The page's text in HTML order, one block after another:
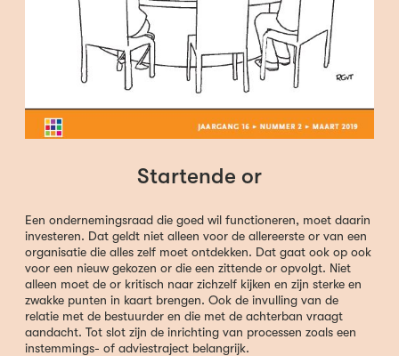
Startende or
Een ondernemingsraad die goed wil functioneren, moet daarin
investeren. Dat geldt niet alleen voor de allereerste or van een
organisatie die alles zelf moet ontdekken. Dat gaat ook op ook
voor een nieuw gekozen or die een zittende or opvolgt. Niet
alleen moet de or kritisch naar zichzelf kijken en zijn sterke en
zwakke punten in kaart brengen. Ook de invulling van de
relatie met de bestuurder en die met de achterban vraagt
aandacht. Tot slot zijn de inrichting van processen zoals een
instemmings- of adviestraject belangrijk.